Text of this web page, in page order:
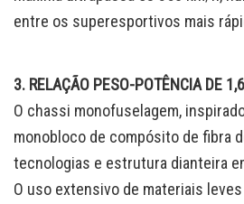
entre os superesportivos mais
3. RELAÇÃO PESO-POTÊNCIA DE
O chassi monofuselagem,
monobloco de compósito de fibra
tecnologias e estrutura dianteira
O uso extensivo de materiais